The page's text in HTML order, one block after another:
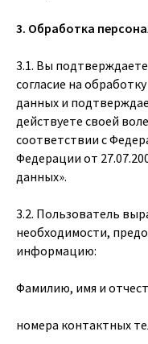
3. Обработка
3.1. Вы
согласие на
данных и
действуете своей
соответствии с
Федерации от
данных».
3.2. Пользователь
необходимости,
информацию:
Фамилию, имя и
номера контактных